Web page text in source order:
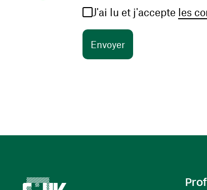
J'ai lu et j'accepte les